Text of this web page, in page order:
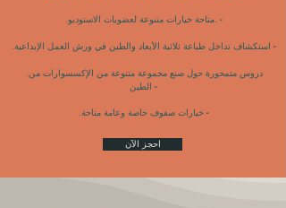
.متاحة خيارات متنوعة لعضويات الاستوديو. -
-
.دروس متمحورة حول صنع مجموعة متنوعة من الإكسسوارات من
-
.خيارات صفوف خاصة وعامة متاحة -
احجز الآن